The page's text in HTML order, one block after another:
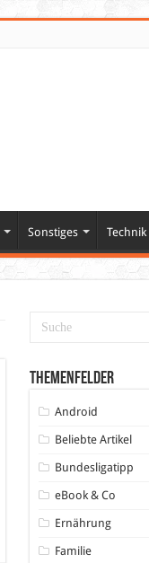
Sonstiges Technik
Themenfelder
Android
Beliebte Artikel
Bundesligatipp
eBook & Co
Ernährung
Familie